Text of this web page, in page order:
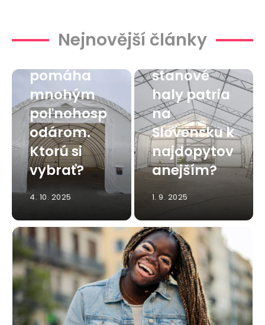
Nejnovější články
Plachtová
pomáha
mnohým
poľnohosp
odárom.
Ktorú si
vybrať?
4. 10. 2025
stanové
haly patria
na
Slovensku k
najdopytov
anejším?
1. 9. 2025